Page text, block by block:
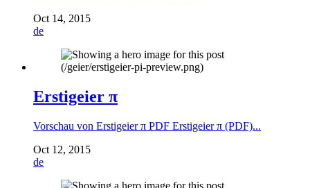
Oct 14, 2015
de
Erstigeier π
Vorschau von Erstigeier π PDF Erstigeier π (PDF)...
Oct 12, 2015
de